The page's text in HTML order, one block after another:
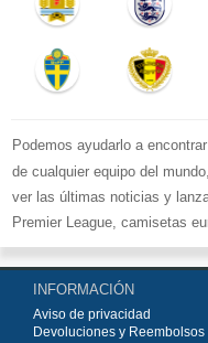
Podemos ayudarlo a
de cualquier equipo del
ver las últimas noticias y
Premier League, camisetas
fútbol y kits.
Comprecamisetas de fútbol
más grande de Europa.
de fútbol, ​​kits europeos e
INFORMACIÓN
Aviso de privacidad
Devoluciones y Reembolsos